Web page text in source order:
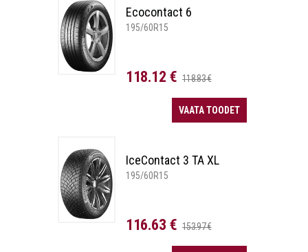
Ecocontact 6
195/60R15
118.12 € 118.83 €
VAATA TOODET
IceContact 3 TA XL
195/60R15
116.63 € 153.97 €